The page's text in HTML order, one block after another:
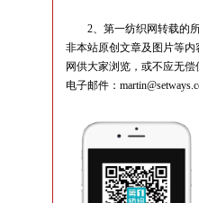
2、第一纺织网转载的所
非本站原创文章及图片等
网供大家浏览，或不应无
电子邮件：